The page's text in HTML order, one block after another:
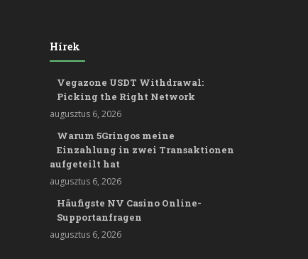
Hírek
Vegazone USDT Withdrawal:
Picking the Right Network
augusztus 6, 2026
Warum 5Gringos meine
Einzahlung in zwei Transaktionen
aufgeteilt hat
augusztus 6, 2026
Häufigste NV Casino Online-
Supportanfragen
augusztus 6, 2026